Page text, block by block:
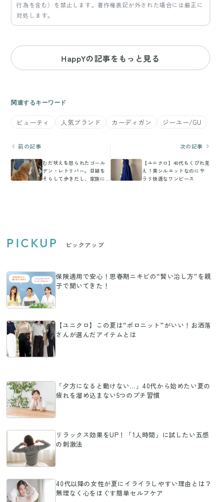
行為を含む）を禁止します。著作権表記が外された場合には厳正に
対処します。
HappYの記事をもっと見る
関連するキーワード
ビューティ 人気ブランド カーディガン ジーユー/GU
前の記事
むだ吠えを怒られたゴール
デン・レトリバー。目線を
そらして歩きだし、家族に
次の記事
【ユニクロ】40代もくびれ見
え！美シルエットなのにサ
ラリ快適なワンピース
PICKUP ピックアップ
保険適用で安心！思春期ニキビの“賢い治し方”を親
子で聞いてきた！
【ユニクロ】この夏は“ポロニット”がいい！お洒落
さんが選んだアイテムとは
「夕方になると動けない…」40代から始めたい夏の
疲れを溜め込まない5つのプチ習慣
リラックス効果をUP！「1人時間」に試したい五感
の刺激法
40代以降の女性が夏にイライラしやすい理由とは？
無理なく心をほぐす簡単セルフケア